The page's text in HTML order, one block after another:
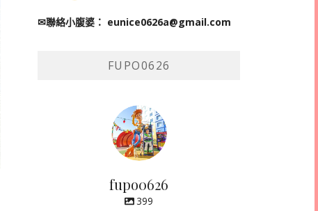
✉聯絡小腹婆： eunice0626a@gmail.com
FUPO0626
fupo0626
399